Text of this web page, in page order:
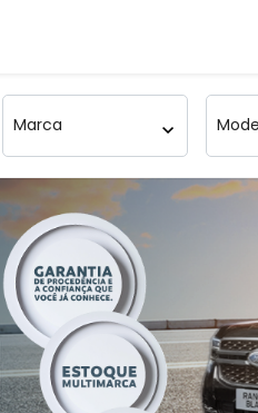
Marca: Modelo